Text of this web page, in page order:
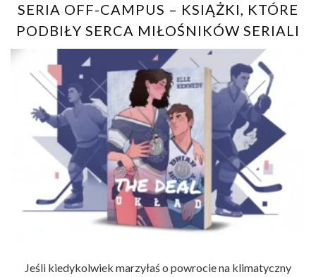
SERIA OFF-CAMPUS – KSIĄŻKI, KTÓRE
PODBIŁY SERCA MIŁOŚNIKÓW SERIALI
Jeśli kiedykolwiek marzyłaś o powrocie na klimatyczny